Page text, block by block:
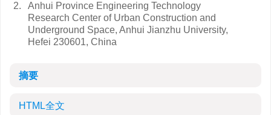
2.
Anhui Province Engineering Technology
Research Center of Urban Construction and
Underground Space, Anhui Jianzhu University,
Hefei 230601, China
摘要
HTML全文